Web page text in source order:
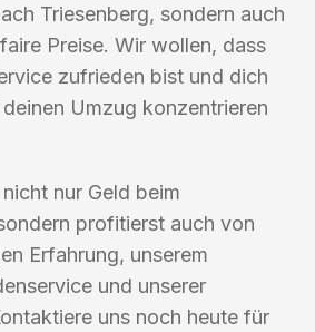
Triesenberg, sondern auch
Preise. Wir wollen, dass
zufrieden bist und dich
Umzug konzentrieren
nur Geld beim
profitierst auch von
Erfahrung, unserem
und unserer
uns noch heute für